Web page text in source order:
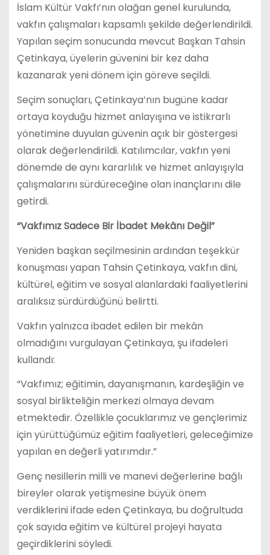
İslam Kültür Vakfı’nın olağan genel kurulunda,
vakfın çalışmaları kapsamlı şekilde değerlendirildi.
Yapılan seçim sonucunda mevcut Başkan Tahsin
Çetinkaya, üyelerin güvenini bir kez daha
kazanarak yeni dönem için göreve seçildi.
Seçim sonuçları, Çetinkaya’nın bugüne kadar
ortaya koyduğu hizmet anlayışına ve istikrarlı
yönetimine duyulan güvenin açık bir göstergesi
olarak değerlendirildi. Katılımcılar, vakfın yeni
dönemde de aynı kararlılık ve hizmet anlayışıyla
çalışmalarını sürdüreceğine olan inançlarını dile
getirdi.
“Vakfımız Sadece Bir İbadet Mekânı Değil”
Yeniden başkan seçilmesinin ardından teşekkür
konuşması yapan Tahsin Çetinkaya, vakfın dini,
kültürel, eğitim ve sosyal alanlardaki faaliyetlerini
aralıksız sürdürdüğünü belirtti.
Vakfın yalnızca ibadet edilen bir mekân
olmadığını vurgulayan Çetinkaya, şu ifadeleri
kullandı:
“Vakfımız; eğitimin, dayanışmanın, kardeşliğin ve
sosyal birlikteliğin merkezi olmaya devam
etmektedir. Özellikle çocuklarımız ve gençlerimiz
için yürüttüğümüz eğitim faaliyetleri, geleceğimize
yapılan en değerli yatırımdır.”
Genç nesillerin milli ve manevi değerlerine bağlı
bireyler olarak yetişmesine büyük önem
verdiklerini ifade eden Çetinkaya, bu doğrultuda
çok sayıda eğitim ve kültürel projeyi hayata
geçirdiklerini söyledi.